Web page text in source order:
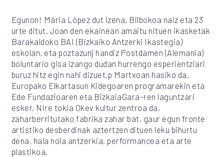
Egunon! Mária López dut izena, Bilbokoa naiz eta 23
urte ditut. Joan den ekainean amaitu nituen ikasketak
Barakaldoko BAI (Bizkaiko Antzerki Ikastegia)
eskolan, eta poztazunj handiz Postdamen (Alemania)
boluntario gisa izango dudan hurrengo esperientziari
buruz hitz egin nahi dizuet.p Martxoan hasiko da,
Europako Elkartasun Kidegoaren programarekin eta
Ede Fundazioaren eta BizkaiaGara-ren laguntzari
esker. Nire tokia Okev kultur zentroa da,
zaharberritutako fabrika zahar bat, gaur egun fronte
artistiko desberdinak aztertzen dituen leku bihurtu
dena, hala nola antzerkia, performancea eta arte
plastikoa.